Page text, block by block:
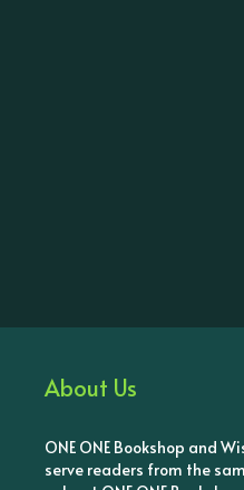
About Us
ONE ONE Bookshop and
serve readers from the